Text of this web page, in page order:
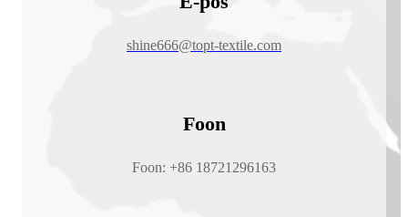
shine666@topt-textile.com
Foon
Foon: +86 18721296163